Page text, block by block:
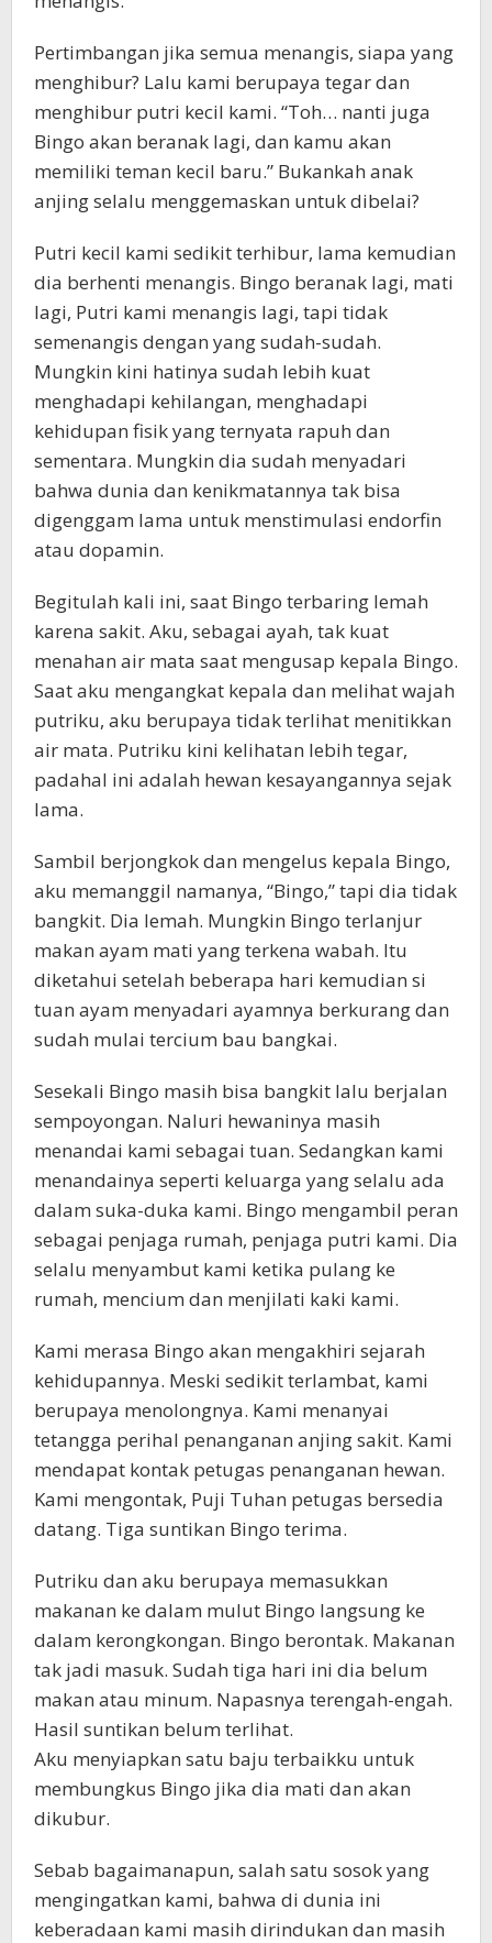
Pertimbangan jika semua menangis, siapa yang
menghibur? Lalu kami berupaya tegar dan
menghibur putri kecil kami. “Toh… nanti juga
Bingo akan beranak lagi, dan kamu akan
memiliki teman kecil baru.” Bukankah anak
anjing selalu menggemaskan untuk dibelai?
Putri kecil kami sedikit terhibur, lama kemudian
dia berhenti menangis. Bingo beranak lagi, mati
lagi, Putri kami menangis lagi, tapi tidak
semenangis dengan yang sudah-sudah.
Mungkin kini hatinya sudah lebih kuat
menghadapi kehilangan, menghadapi
kehidupan fisik yang ternyata rapuh dan
sementara. Mungkin dia sudah menyadari
bahwa dunia dan kenikmatannya tak bisa
digenggam lama untuk menstimulasi endorfin
atau dopamin.
Begitulah kali ini, saat Bingo terbaring lemah
karena sakit. Aku, sebagai ayah, tak kuat
menahan air mata saat mengusap kepala Bingo.
Saat aku mengangkat kepala dan melihat wajah
putriku, aku berupaya tidak terlihat menitikkan
air mata. Putriku kini kelihatan lebih tegar,
padahal ini adalah hewan kesayangannya sejak
lama.
Sambil berjongkok dan mengelus kepala Bingo,
aku memanggil namanya, “Bingo,” tapi dia tidak
bangkit. Dia lemah. Mungkin Bingo terlanjur
makan ayam mati yang terkena wabah. Itu
diketahui setelah beberapa hari kemudian si
tuan ayam menyadari ayamnya berkurang dan
sudah mulai tercium bau bangkai.
Sesekali Bingo masih bisa bangkit lalu berjalan
sempoyongan. Naluri hewaninya masih
menandai kami sebagai tuan. Sedangkan kami
menandainya seperti keluarga yang selalu ada
dalam suka-duka kami. Bingo mengambil peran
sebagai penjaga rumah, penjaga putri kami. Dia
selalu menyambut kami ketika pulang ke
rumah, mencium dan menjilati kaki kami.
Kami merasa Bingo akan mengakhiri sejarah
kehidupannya. Meski sedikit terlambat, kami
berupaya menolongnya. Kami menanyai
tetangga perihal penanganan anjing sakit. Kami
mendapat kontak petugas penanganan hewan.
Kami mengontak, Puji Tuhan petugas bersedia
datang. Tiga suntikan Bingo terima.
Putriku dan aku berupaya memasukkan
makanan ke dalam mulut Bingo langsung ke
dalam kerongkongan. Bingo berontak. Makanan
tak jadi masuk. Sudah tiga hari ini dia belum
makan atau minum. Napasnya terengah-engah.
Hasil suntikan belum terlihat.
Aku menyiapkan satu baju terbaikku untuk
membungkus Bingo jika dia mati dan akan
dikubur.
Sebab bagaimanapun, salah satu sosok yang
mengingatkan kami, bahwa di dunia ini
keberadaan kami masih dirindukan dan masih